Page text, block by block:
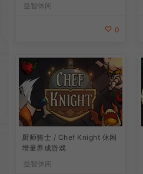
益智休闲
0
厨师骑士 / Chef Knight 休闲
增量养成游戏
益智休闲